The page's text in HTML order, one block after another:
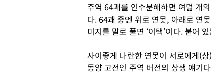
주역 64괘를 인수분해하면 여덟 개
다. 64괘 중엔 위로 연못, 아래로 연
미지를 말로 풀면 ‘이택’이다. 붙어
사이좋게 나란한 연못이 서로에게(
동양 고전인 주역 버전의 상생 얘기